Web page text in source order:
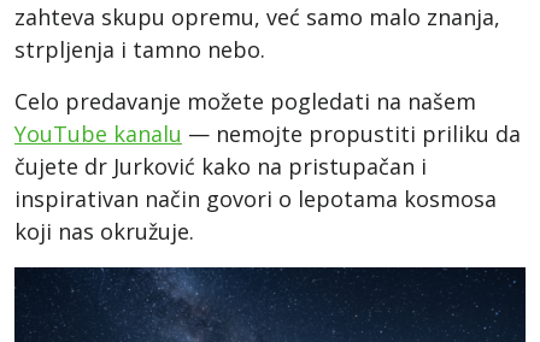
zahteva skupu opremu, već samo malo znanja,
strpljenja i tamno nebo.
Celo predavanje možete pogledati na našem
YouTube kanalu — nemojte propustiti priliku da
čujete dr Jurković kako na pristupačan i
inspirativan način govori o lepotama kosmosa
koji nas okružuje.